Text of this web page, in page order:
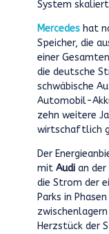
System
Mercedeshat
Speicher, die
einer
die deutsche
schwäbische
Automobil-
zehn weitere
wirtschaftlich
Der
mit Audian der
die Strom der
Parks in
Herzstück der